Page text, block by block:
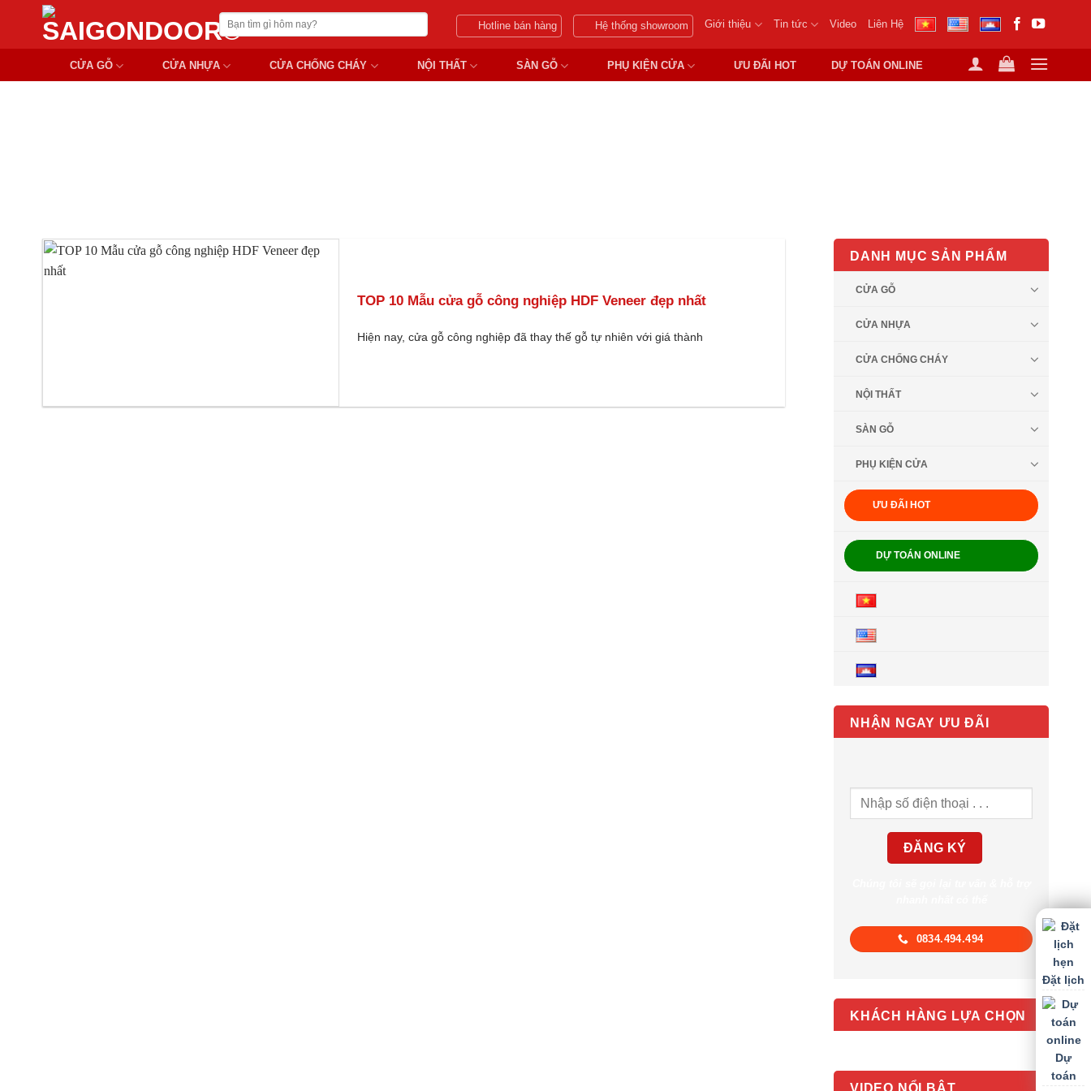
Chuyển
nội
Tìm
kiếm:
Hotline bán hàng Hệ thống showroom Giới thiệu Tin tức Video Liên Hệ
CỬA GỖ CỬA NHỰA CỬA CHỐNG CHÁY NỘI THẤT SÀN GỖ PHỤ KIỆN CỬA ƯU ĐÃI HOT DỰ TOÁN ONLINE
TOP 10 Mẫu cửa gỗ công nghiệp HDF Veneer đẹp nhất
Hiện nay, cửa gỗ công nghiệp đã thay thế gỗ tự nhiên với giá thành
DANH MỤC SẢN PHẨM
CỬA GỖ
CỬA NHỰA
CỬA CHỐNG CHÁY
NỘI THẤT
SÀN GỖ
PHỤ KIỆN CỬA
ƯU ĐÃI HOT
DỰ TOÁN ONLINE
NHẬN NGAY ƯU ĐÃI
0834.494.494
KHÁCH HÀNG LỰA CHỌN
VIDEO NỔI BẬT
Đặt lịch
Dự
toán